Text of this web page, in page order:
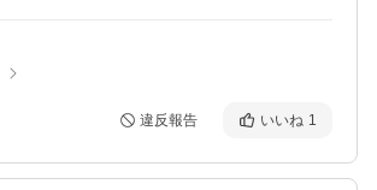
違反報告 いいね 1